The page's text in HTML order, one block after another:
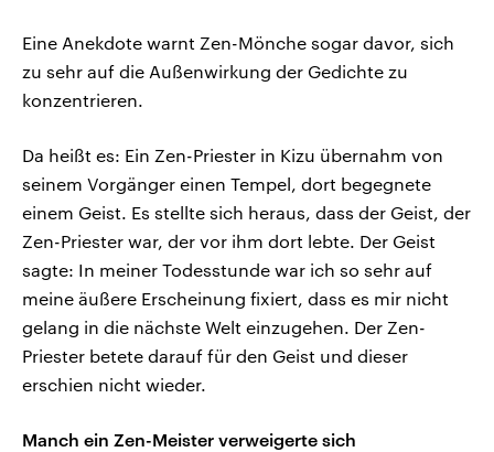
Eine Anekdote warnt Zen-Mönche sogar davor, sich
zu sehr auf die Außenwirkung der Gedichte zu
konzentrieren.
Da heißt es: Ein Zen-Priester in Kizu übernahm von
seinem Vorgänger einen Tempel, dort begegnete
einem Geist. Es stellte sich heraus, dass der Geist, der
Zen-Priester war, der vor ihm dort lebte. Der Geist
sagte: In meiner Todesstunde war ich so sehr auf
meine äußere Erscheinung fixiert, dass es mir nicht
gelang in die nächste Welt einzugehen. Der Zen-
Priester betete darauf für den Geist und dieser
erschien nicht wieder.
Manch ein Zen-Meister verweigerte sich